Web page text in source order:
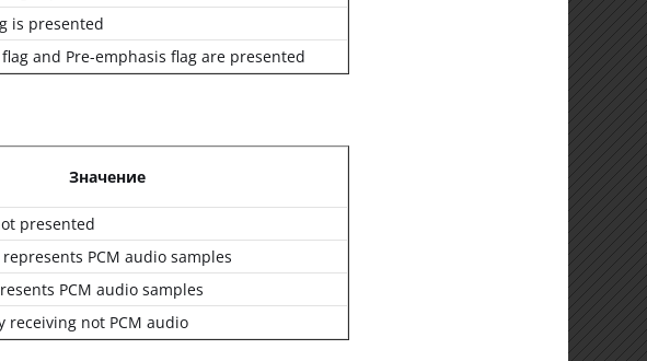
is presented
and Pre-emphasis flag are presented
Значение
presented
PCM audio samples
PCM audio samples
receiving not PCM audio